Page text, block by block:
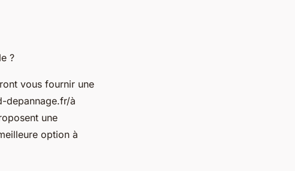
?
vous fournir une
depannage.fr/à
une
option à